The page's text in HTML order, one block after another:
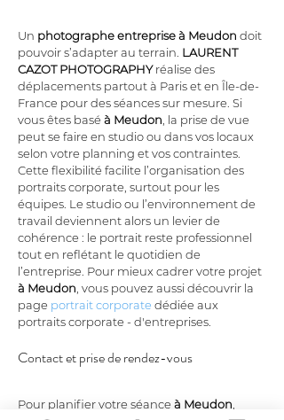
Un photographe entrepriseà Meudon doit
pouvoir s’adapter au terrain. LAURENT
CAZOT PHOTOGRAPHY réalise des
déplacements partout à Paris et en Île-de-
France pour des séances sur mesure. Si
vous êtes basé à Meudon , la prise de vue
peut se faire en studio ou dans vos locaux
selon votre planning et vos contraintes.
Cette flexibilité facilite l’organisation des
portraits corporate, surtout pour les
équipes. Le studio ou l’environnement de
travail deviennent alors un levier de
cohérence : le portrait reste professionnel
tout en reflétant le quotidien de
l’entreprise. Pour mieux cadrer votre projet
à Meudon , vous pouvez aussi découvrir la
page portrait corporate dédiée aux
portraits corporate - d'entreprises.
Contact et prise de rendez-vous
Pour planifier votre séance à Meudon